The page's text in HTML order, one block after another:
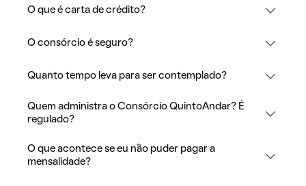
O que é carta de crédito?
O consórcio é seguro?
Quanto tempo leva para ser contemplado?
Quem administra o Consórcio QuintoAndar? É
regulado?
O que acontece se eu não puder pagar a
mensalidade?